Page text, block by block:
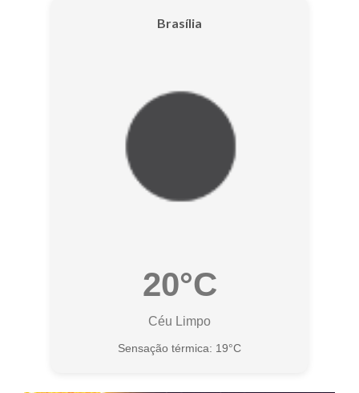
Brasília
20°C
Céu Limpo
Sensação térmica: 19°C